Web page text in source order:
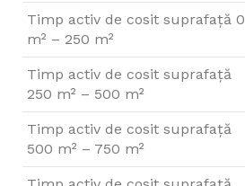
Timp activ de cosit suprafață 0
m² – 250 m²
Timp activ de cosit suprafață
250 m² – 500 m²
Timp activ de cosit suprafață
500 m² – 750 m²